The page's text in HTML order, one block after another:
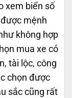
xem biển số
mệnh
không hợp
mua xe có
tài lộc, công
chọn được
sắc cũng rất